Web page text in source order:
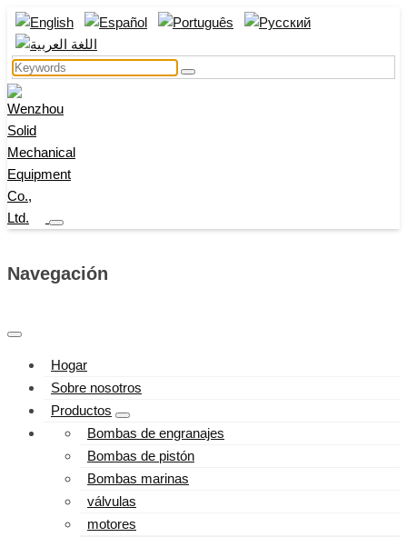
Navegación
Hogar
Sobre nosotros
Productos
Bombas de engranajes
Bombas de pistón
Bombas marinas
válvulas
motores